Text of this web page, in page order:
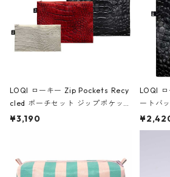
LOQI ローキー Zip Pockets Recy
cled ポーチセット ジップポケット
ファスナーポーチ 撥水加工 トラベ
ーガンディー、オフホワイト
¥3,190
LOQI
ートバ
大きめ